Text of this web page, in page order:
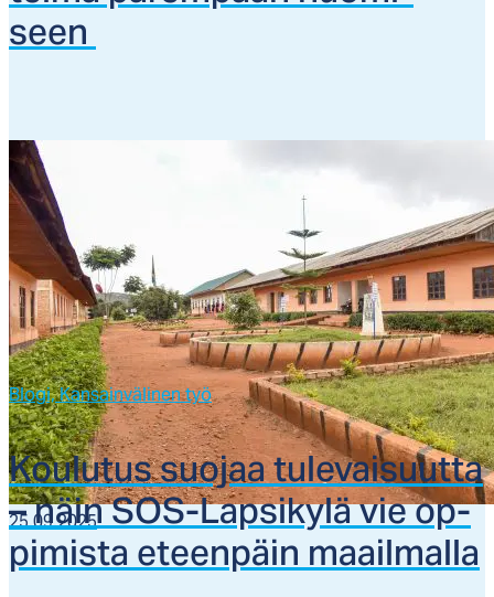
seen
25.09.2025
Blogi,Kansainvälinen työ
Kou­lu­tus suo­jaa tu­le­vai­suut­ta
– näin SOS-Lap­si­ky­lä vie op­
pi­mis­ta eteen­päin maail­mal­la